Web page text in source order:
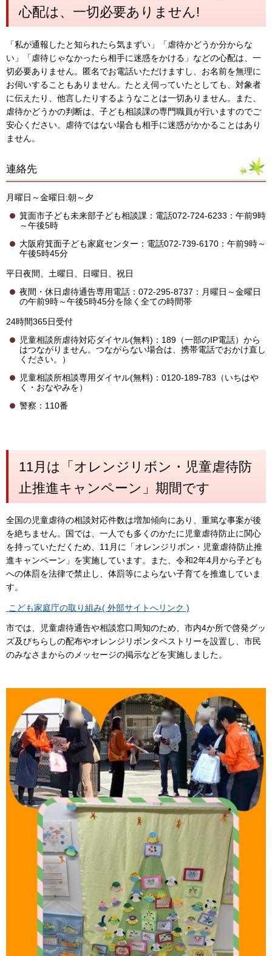
心配は、一切必要ありません!
「私が通報したと知られたら気まずい」「虐待かどうか分からな
い」「虐待じゃなかったら相手に迷惑をかける」などの心配は、一
切必要ありません。匿名でお電話いただけますし、お名前を無理に
お伺いすることもありません。たとえ伺っていたとしても、対象者
に伝えたり、他言したりするようなことは一切ありません。また、
虐待かどうかの判断は、子ども相談課の専門職員が行いますのでご
安心ください。虐待ではない場合も相手に迷惑がかかることはあり
ません。
連絡先
月曜日～金曜日:朝～夕
箕面市子ども未来部子ども相談課：電話072-724-6233：午前9時
～午後5時
大阪府箕面子ども家庭センター：電話072-739-6170：午前9時～
午後5時45分
平日夜間、土曜日、日曜日、祝日
夜間・休日虐待通告専用電話：072-295-8737：月曜日～金曜日
の午前9時～午後5時45分を除く全ての時間帯
24時間365日受付
児童相談所虐待対応ダイヤル(無料)：189（一部のIP電話）から
はつながりません。つながらない場合は、携帯電話でおかけ直し
ください。）
児童相談所相談専用ダイヤル(無料)：0120-189-783（いちはや
く・おなやみを）
警察：110番
11月は「オレンジリボン・児童虐待防
止推進キャンペーン」期間です
全国の児童虐待の相談対応件数は増加傾向にあり、重篤な事案が後
を絶ちません。国では、一人でも多くのかたに児童虐待防止に関心
を持っていただくため、11月に「オレンジリボン・児童虐待防止推
進キャンペーン」を実施しています。また、令和2年4月から子ども
への体罰を法律で禁止し、体罰等によらない子育てを推進していま
す。
こども家庭庁の取り組み( 外部サイトへリンク )
市では、児童虐待通告や相談窓口周知のため、市内4か所で啓発グッ
ズ及びちらしの配布やオレンジリボンタペストリーを設置し、市民
のみなさまからのメッセージの掲示などを実施しました。